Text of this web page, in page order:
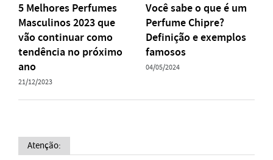
5 Melhores Perfumes
Masculinos 2023 que
vão continuar como
tendência no próximo
ano
21/12/2023
Você sabe o que é um
Perfume Chipre?
Definição e exemplos
famosos
04/05/2024
Atenção: